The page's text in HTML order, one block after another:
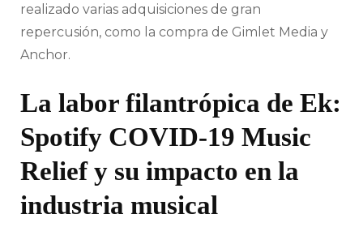
realizado varias adquisiciones de gran
repercusión, como la compra de Gimlet Media y
Anchor.
La labor filantrópica de Ek:
Spotify COVID-19 Music
Relief y su impacto en la
industria musical